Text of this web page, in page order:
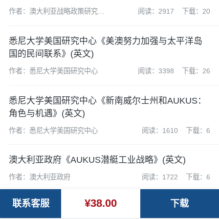
作者：澳大利亚战略政策研究所
阅读：2917 下载：20
悉尼大学美国研究中心《美澳努力加强与太平洋岛
国的民间联系》(英文)
作者：悉尼大学美国研究中心 阅读：3398 下载：26
悉尼大学美国研究中心《新南威尔士州和AUKUS：
角色与机遇》(英文)
作者：悉尼大学美国研究中心 阅读：1610 下载：6
澳大利亚政府《AUKUS潜艇工业战略》(英文)
作者：澳大利亚政府 阅读：1722 下载：6
联系客服 ¥38.00 下载